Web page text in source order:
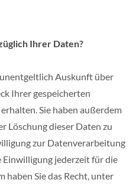
Ihrer Daten?
Auskunft über
Ihrer gespeicherten
Sie haben außerdem
Löschung dieser Daten zu
zur Datenverarbeitung
Einwilligung jederzeit für die
Sie das Recht, unter